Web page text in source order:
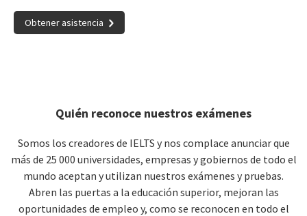
Obtener asistencia
Quién reconoce nuestros exámenes
Somos los creadores de IELTS y nos complace anunciar que
más de 25 000 universidades, empresas y gobiernos de todo el
mundo aceptan y utilizan nuestros exámenes y pruebas.
Abren las puertas a la educación superior, mejoran las
oportunidades de empleo y, como se reconocen en todo el